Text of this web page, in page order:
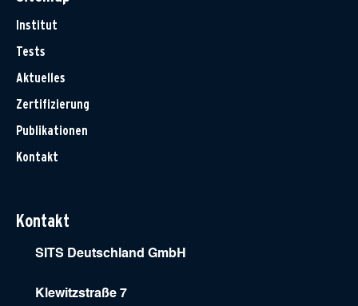
Institut
Tests
Aktuelles
Zertifizierung
Publikationen
Kontakt
Kontakt
SITS Deutschland GmbH
Klewitzstraße 7